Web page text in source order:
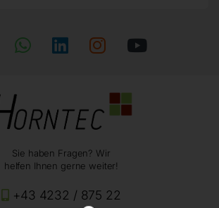
Sie haben Fragen? Wir
helfen Ihnen gerne weiter!
+43 4232 / 875 22